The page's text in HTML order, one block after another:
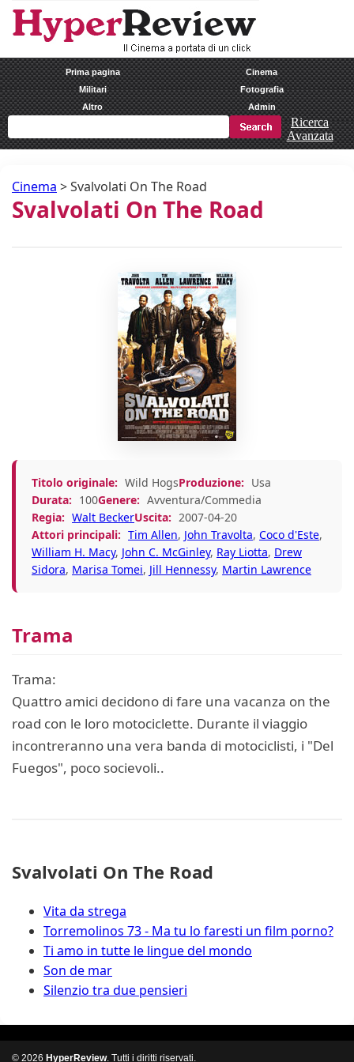
Prima pagina
Cinema
Militari
Fotografia
Altro
Admin
Ricerca
Avanzata
Cinema >Svalvolati On The Road
Svalvolati On The Road
Titolo originale: Wild HogsProduzione: Usa
Durata: 100Genere: Avventura/Commedia
Regia: Walt BeckerUscita: 2007-04-20
Attori principali: Tim Allen, John Travolta, Coco d'Este,
William H. Macy, John C. McGinley, Ray Liotta, Drew
Sidora, Marisa Tomei, Jill Hennessy, Martin Lawrence
Trama
Trama:
Quattro amici decidono di fare una vacanza on the
road con le loro motociclette. Durante il viaggio
incontreranno una vera banda di motociclisti, i "Del
Fuegos", poco socievoli..
Svalvolati On The Road
Vita da strega
Torremolinos 73 - Ma tu lo faresti un film porno?
Ti amo in tutte le lingue del mondo
Son de mar
Silenzio tra due pensieri
© 2026 HyperReview. Tutti i diritti riservati.